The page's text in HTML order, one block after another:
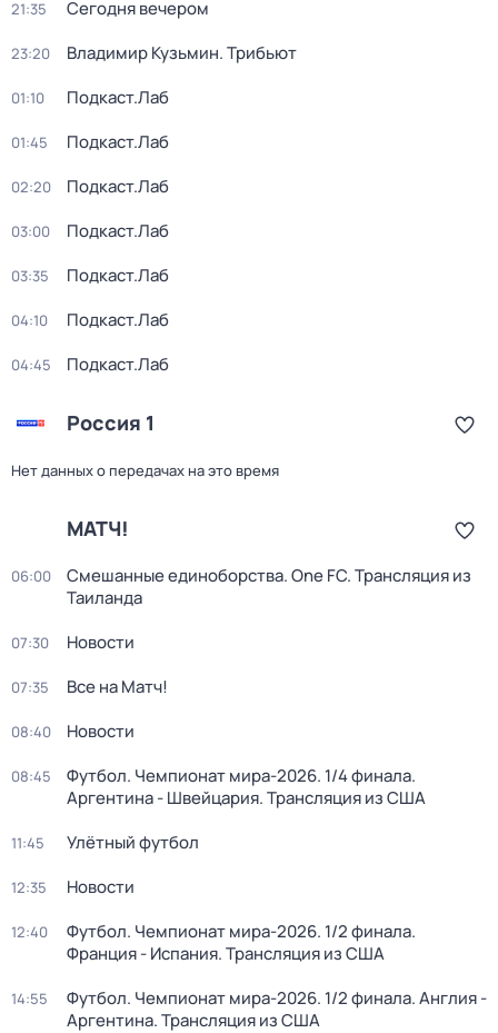
21:35 Сегодня вечером
23:20 Владимир Кузьмин. Трибьют
01:10 Подкаст.Лаб
01:45 Подкаст.Лаб
02:20 Подкаст.Лаб
03:00 Подкаст.Лаб
03:35 Подкаст.Лаб
04:10 Подкаст.Лаб
04:45 Подкаст.Лаб
Россия 1
Нет данных о передачах на это время
МАТЧ!
06:00
Смешанные единоборства. One FC. Трансляция из
Таиланда
07:30 Новости
07:35 Все на Матч!
08:40 Новости
08:45
Футбол. Чемпионат мира-2026. 1/4 финала.
Аргентина - Швейцария. Трансляция из США
11:45 Улётный футбол
12:35 Новости
12:40
Футбол. Чемпионат мира-2026. 1/2 финала.
Франция - Испания. Трансляция из США
14:55
Футбол. Чемпионат мира-2026. 1/2 финала. Англия -
Аргентина. Трансляция из США